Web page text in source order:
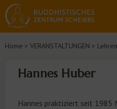
Home > VERANSTALTUNGEN >
Hannes Huber
Hannes praktiziert seit 1985